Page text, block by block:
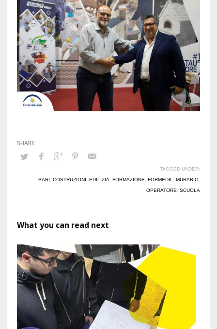
TAGGED UNDER:
BARI
COSTRUZIONI EDILIZIA FORMAZIONE FORMEDIL MURARIO
OPERATORE
SCUOLA
What you can read next